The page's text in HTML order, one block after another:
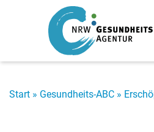
Start » Gesundheits-ABC »